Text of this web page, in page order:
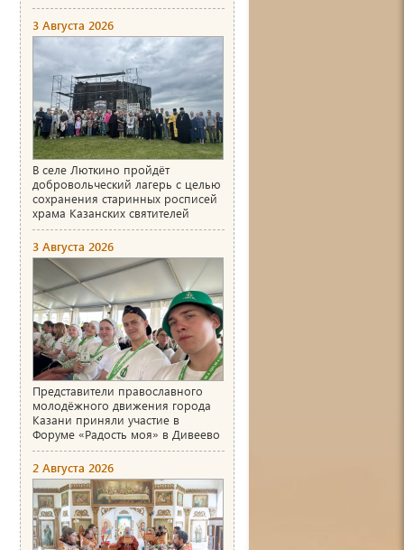
3 Августа 2026
В селе Люткино пройдёт
добровольческий лагерь с целью
сохранения старинных росписей
храма Казанских святителей
3 Августа 2026
Представители православного
молодёжного движения города
Казани приняли участие в
Форуме «Радость моя» в Дивеево
2 Августа 2026